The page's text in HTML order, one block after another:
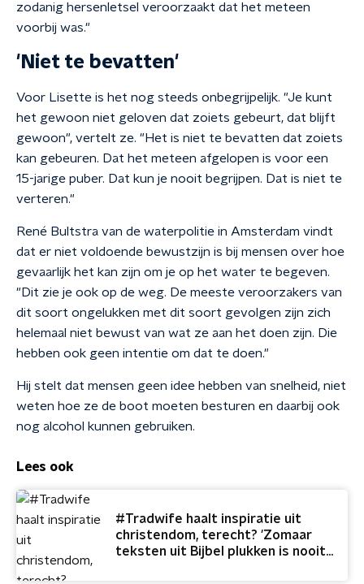
zodanig hersenletsel veroorzaakt dat het meteen
voorbij was."
'Niet te bevatten'
Voor Lisette is het nog steeds onbegrijpelijk. "Je kunt
het gewoon niet geloven dat zoiets gebeurt, dat blijft
gewoon", vertelt ze. "Het is niet te bevatten dat zoiets
kan gebeuren. Dat het meteen afgelopen is voor een
15-jarige puber. Dat kun je nooit begrijpen. Dat is niet te
verteren."
René Bultstra van de waterpolitie in Amsterdam vindt
dat er niet voldoende bewustzijn is bij mensen over hoe
gevaarlijk het kan zijn om je op het water te begeven.
"Dit zie je ook op de weg. De meeste veroorzakers van
dit soort ongelukken met dit soort gevolgen zijn zich
helemaal niet bewust van wat ze aan het doen zijn. Die
hebben ook geen intentie om dat te doen."
Hij stelt dat mensen geen idee hebben van snelheid, niet
weten hoe ze de boot moeten besturen en daarbij ook
nog alcohol kunnen gebruiken.
Lees ook
#Tradwife haalt inspiratie uit
christendom, terecht? 'Zomaar
teksten uit Bijbel plukken is nooit